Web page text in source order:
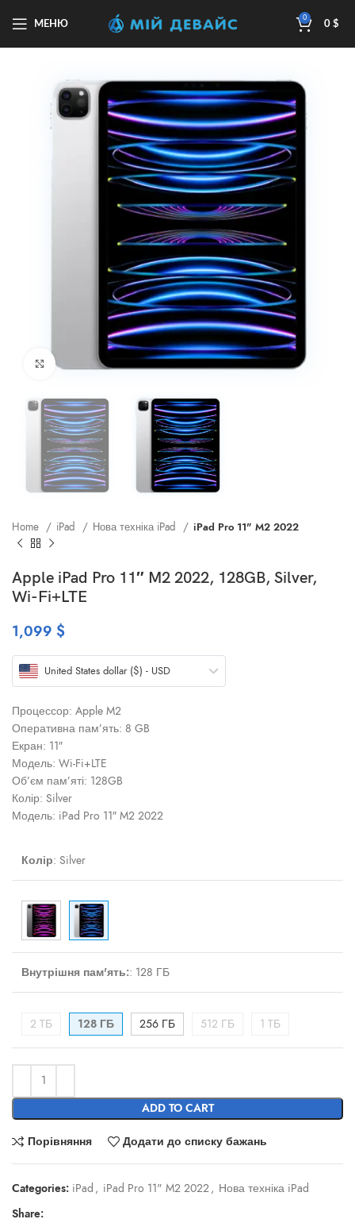
МЕНЮ
0
0 $
Клацніть, щоб збільшити
Home iPad Нова техніка iPad iPad Pro 11" M2 2022
Apple iPad Pro 11″ M2 2022, 128GB, Silver,
Wi-Fi+LTE
1,099 $
United States dollar ($) - USD
Процессор: Apple M2
Оперативна пам’ять: 8 GB
Екран: 11″
Модель: Wi-Fi+LTE
Об’єм пам’яті: 128GB
Колір: Silver
Модель: iPad Pro 11″ M2 2022
Колір: Silver
Внутрішня пам'ять:: 128 ГБ
2 TБ 128 ГБ 256 ГБ 512 ГБ 1 TБ
ADD TO CART
Порівняння Додати до списку бажань
Categories: iPad , iPad Pro 11" M2 2022, Нова техніка iPad
Share: